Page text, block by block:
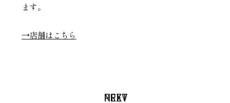
ます。
→店舗はこちら
PREV
NEXT